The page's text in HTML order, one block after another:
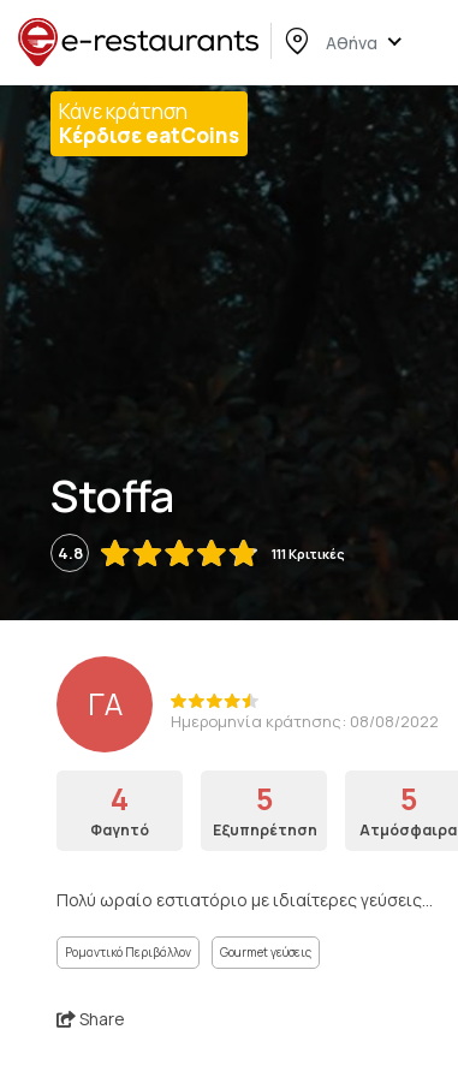
Αθήνα
Κάνε κράτηση
Κέρδισε eatCoins
Stoffa
4.8 111 Κριτικές
ΓΑ Ημερομηνία κράτησης: 08/08/2022
4
Φαγητό
5
Εξυπηρέτηση
5
Ατμόσφαιρα
Πολύ ωραίο εστιατόριο με ιδιαίτερες γεύσεις...
Ρομαντικό Περιβάλλον Gourmet γεύσεις
Share